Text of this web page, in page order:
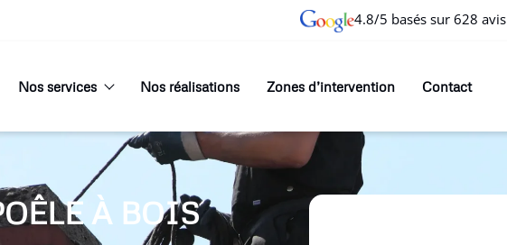
4.8/5 basés sur 628 avis
Nos services Nos réalisations Zones d’intervention Contact
À BOIS